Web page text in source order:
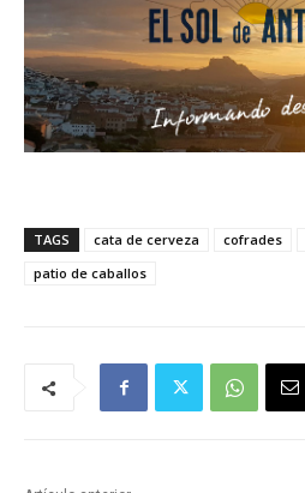
TAGS cata de cerveza cofrades
patio de caballos